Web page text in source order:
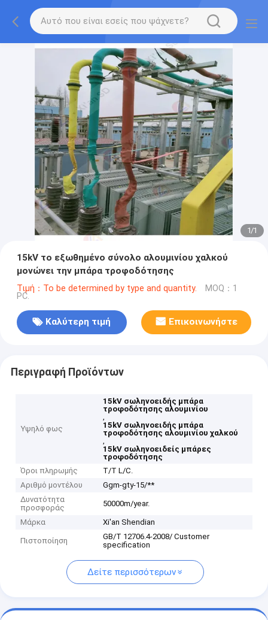
1/1
15kV το εξωθημένο σύνολο αλουμινίου χαλκού
μονώνει την μπάρα τροφοδότησης
Τιμή：To be determined by type and quantity. MOQ：1
PC.
Καλύτερη τιμή Επικοινωνήστε
Περιγραφή Προϊόντων
Υψηλό φως
15kV σωληνοειδής μπάρα
τροφοδότησης αλουμινίου
,
15kV σωληνοειδής μπάρα
τροφοδότησης αλουμινίου χαλκού
,
15kV σωληνοειδείς μπάρες
τροφοδότησης
Όροι πληρωμής
T/T L/C.
Αριθμό μοντέλου
Ggm-gty-15/**
Δυνατότητα
προσφοράς
50000m/year.
Μάρκα Xi'an Shendian
Πιστοποίηση
GB/T 12706.4-2008/ Customer
specification
Δείτε περισσότερων